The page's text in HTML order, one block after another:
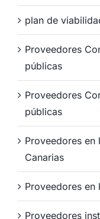
plan de
Proveedores
públicas
Proveedores
públicas
Proveedores en
Canarias
Proveedores
Proveedores